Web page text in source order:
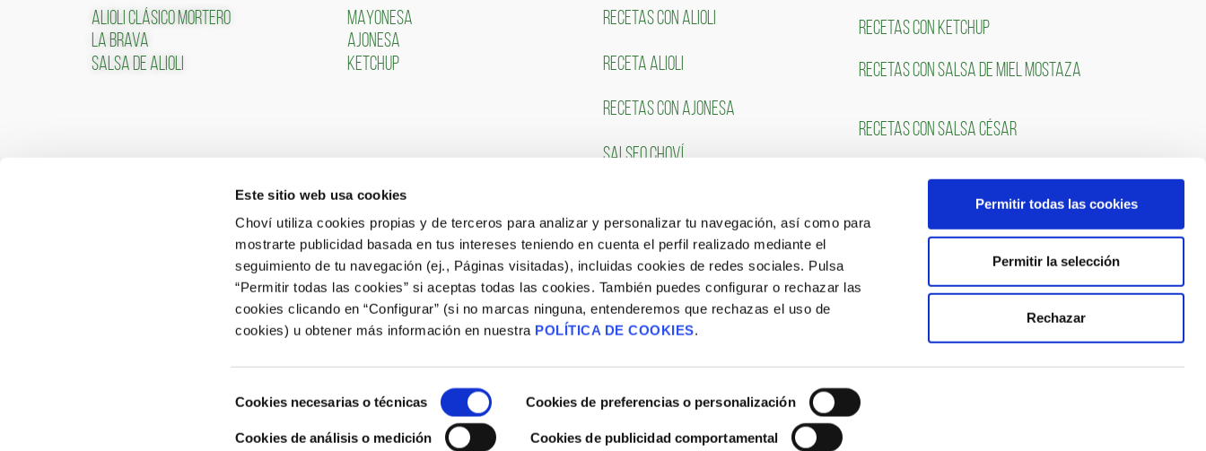
Este sitio web usa cookies
Choví utiliza cookies propias y de terceros para analizar y personalizar tu navegación, así como para
mostrarte publicidad basada en tus intereses teniendo en cuenta el perfil realizado mediante el
seguimiento de tu navegación (ej., Páginas visitadas), incluidas cookies de redes sociales. Pulsa
“Permitir todas las cookies” si aceptas todas las cookies. También puedes configurar o rechazar las
cookies clicando en “Configurar” (si no marcas ninguna, entenderemos que rechazas el uso de
cookies) u obtener más información en nuestra POLÍTICA DE COOKIES.
de
consentimiento
Cookies necesarias o técnicas Cookies de preferencias o personalización
Cookies de análisis o medición Cookies de publicidad comportamental
Permitir todas las cookies
Permitir la selección
Rechazar
ALIOLI CLÁSICO MORTERO
LA BRAVA
SALSA DE ALIOLI
MAYONESA
AJONESA
KETCHUP
RECETAS CON ALIOLI
RECETA ALIOLI
RECETAS CON AJONESA
SALSEO CHOVÍ
RECETAS CON KETCHUP
RECETAS CON SALSA DE MIEL MOSTAZA
RECETAS CON SALSA CÉSAR
Atención al Consumidor: 902 566 522
ÁREA CLIENTES
ACCEDER
TRABAJA CON NOSOTROS
Portal de Empleo
CONSULTA NUESTRAS OFERTAS
SÍGUENOS
Aviso Legal Política de Cookies|Site Map|Blog|